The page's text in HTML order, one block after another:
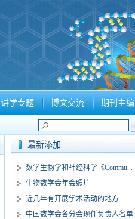
讲学专题 博文交流 期刊主编
最新添加
数学生物学和神经科学《Commu...
生物数学会年会照片
近几年有开展学术活动的地方...
中国数学会各分会现任负责人名单